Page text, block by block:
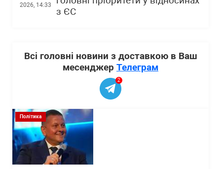
2026, 14:33
з ЄС
Всі головні новини з доставкою в Ваш
месенджер Телеграм
2
Політика